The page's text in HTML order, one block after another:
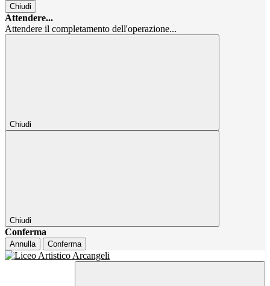
Chiudi
Attendere...
Attendere il completamento dell'operazione...
Chiudi
Chiudi
Conferma
Annulla Conferma